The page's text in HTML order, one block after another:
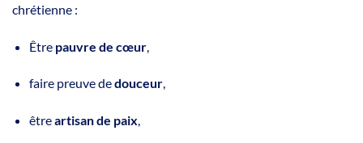
chrétienne :
Être pauvre de cœur,
faire preuve dedouceur,
êtreartisan de paix,